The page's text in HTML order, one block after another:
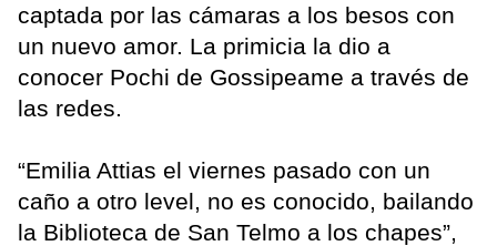
captada por las cámaras a los besos con
un nuevo amor. La primicia la dio a
conocer Pochi de Gossipeame a través de
las redes.
“Emilia Attias el viernes pasado con un
caño a otro level, no es conocido, bailando
la Biblioteca de San Telmo a los chapes”,